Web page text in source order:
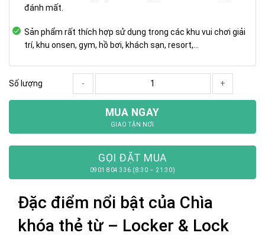
đánh mất.
Sản phẩm rất thích hợp sử dụng trong các khu vui chơi giải
trí, khu onsen, gym, hồ bơi, khách sạn, resort,…
Số lượng - +
MUA NGAY
GIAO TẬN NƠI
GỌI ĐẶT MUA
0901 804 336 (8:30 – 21:30)
Đặc điểm nổi bật của Chìa
khóa thẻ từ – Locker & Lock